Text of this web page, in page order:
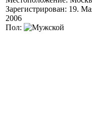
Зарегистрирован: 19.
2006
Пол: